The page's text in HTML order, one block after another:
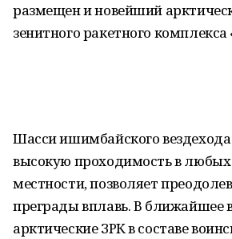
размещен и новейший
зенитного ракетного
Шасси ишимбайского вездехода
высокую проходимость в любых
местности, позволяет
преграды вплавь. В ближайшее
арктические ЗРК в составе